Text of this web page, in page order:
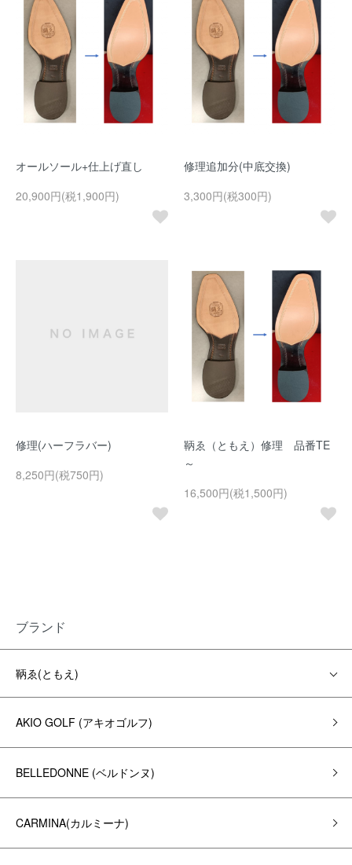
オールソール+仕上げ直し
20,900円(税1,900円)
修理追加分(中底交換)
3,300円(税300円)
修理(ハーフラバー)
8,250円(税750円)
鞆ゑ（ともえ）修理 品番TE
～
16,500円(税1,500円)
ブランド
鞆ゑ(ともえ)
AKIO GOLF (アキオゴルフ)
BELLEDONNE (ベルドンヌ)
CARMINA(カルミーナ)